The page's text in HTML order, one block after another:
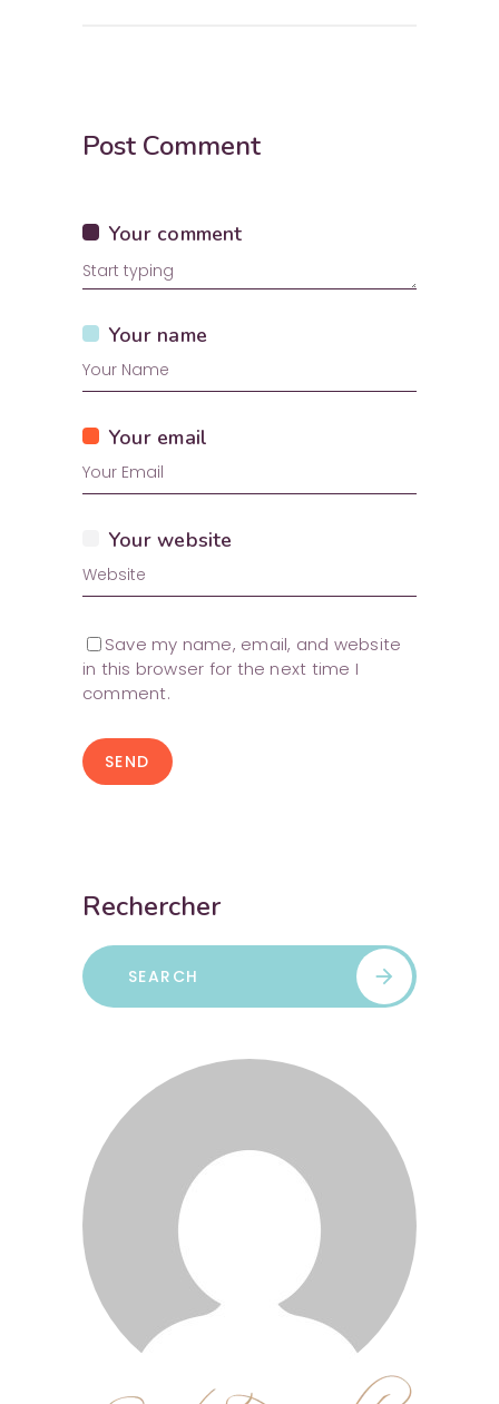
Post Comment
Your comment
Your name
Your email
Your website
Save my name, email, and website
in this browser for the next time I
comment.
SEND
Rechercher
Search
for:
arrow_forward